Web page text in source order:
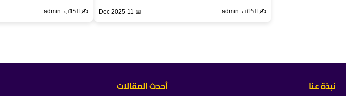
✍️ الكاتب: admin 📅 11 Dec 2025 ✍️ الكاتب: admin
نبذة عنا أحدث المقالات